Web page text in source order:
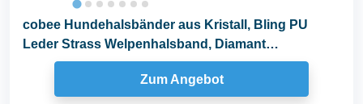
cobee Hundehalsbänder aus Kristall, Bling PU
Leder Strass Welpenhalsband, Diamant
verstellbares...
Zum Angebot